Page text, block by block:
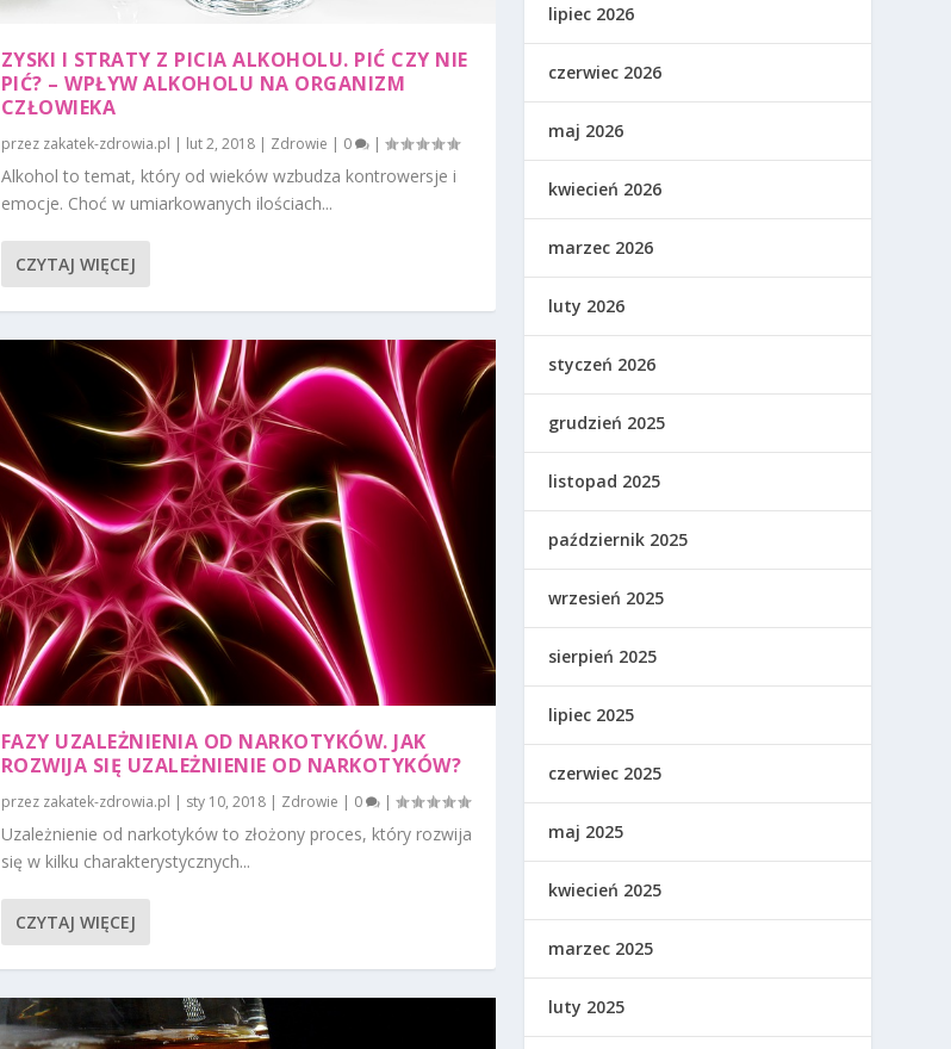
ZYSKI I STRATY Z PICIA ALKOHOLU. PIĆ CZY NIE
PIĆ? – WPŁYW ALKOHOLU NA ORGANIZM
CZŁOWIEKA
przez zakatek-zdrowia.pl | lut 2, 2018| Zdrowie | 0 |
Alkohol to temat, który od wieków wzbudza kontrowersje i
emocje. Choć w umiarkowanych ilościach...
CZYTAJ WIĘCEJ
FAZY UZALEŻNIENIA OD NARKOTYKÓW. JAK
ROZWIJA SIĘ UZALEŻNIENIE OD NARKOTYKÓW?
przez zakatek-zdrowia.pl | sty 10, 2018| Zdrowie | 0 |
Uzależnienie od narkotyków to złożony proces, który rozwija
się w kilku charakterystycznych...
CZYTAJ WIĘCEJ
lipiec 2026
czerwiec 2026
maj 2026
kwiecień 2026
marzec 2026
luty 2026
styczeń 2026
grudzień 2025
listopad 2025
październik 2025
wrzesień 2025
sierpień 2025
lipiec 2025
czerwiec 2025
maj 2025
kwiecień 2025
marzec 2025
luty 2025